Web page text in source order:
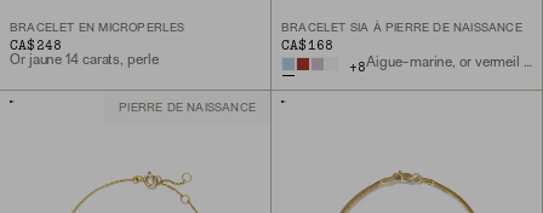
BRACELET EN MICROPERLES
CA$248
Or jaune 14 carats, perle
BRACELET SIA À PIERRE DE NAISSANCE
CA$168
+8
PIERRE DE NAISSANCE